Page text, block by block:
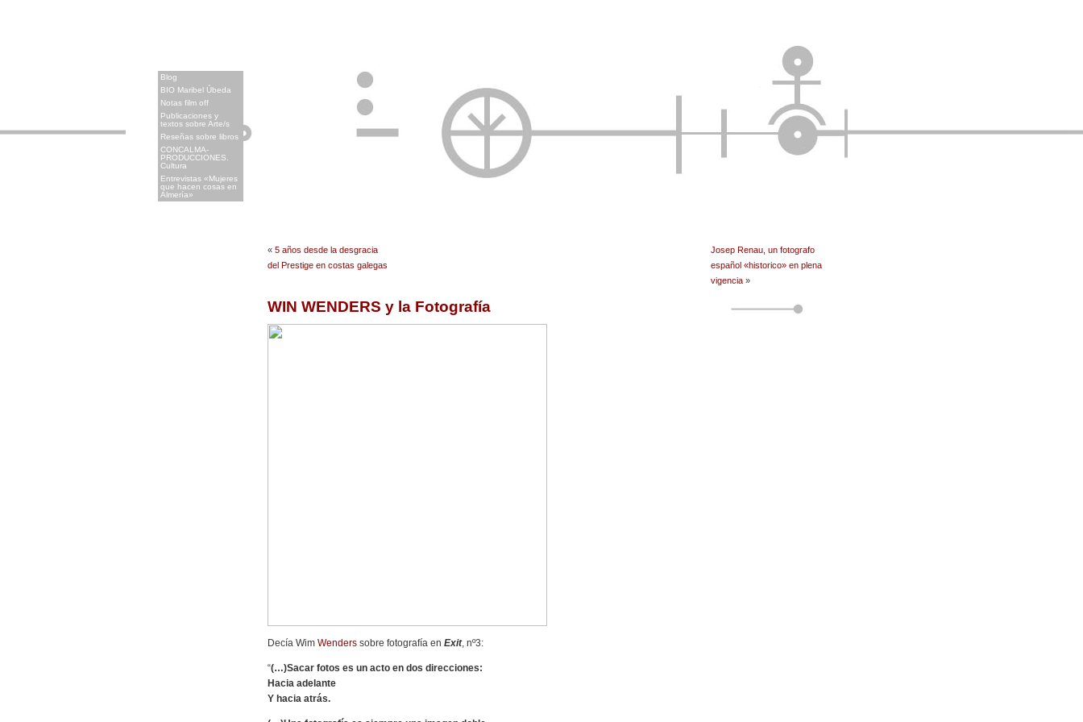
Blog
BIO Maribel Úbeda
Notas film off
Publicaciones y
textos sobre Arte/s
Reseñas sobre libros
CONCALMA-
PRODUCCIONES.
Cultura
Entrevistas «Mujeres
que hacen cosas en
Almería»
« 5 años desde la desgracia
del Prestige en costas galegas
Josep Renau, un fotografo
español «historico» en plena
vigencia »
WIN WENDERS y la Fotografía
Decía Wim Wenders sobre fotografía en Exit, nº3:
“(…)Sacar fotos es un acto en dos direcciones:
Hacia adelante
Y hacia atrás.